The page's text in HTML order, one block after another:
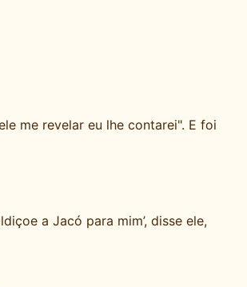
me revelar eu lhe contarei". E foi
a Jacó para mim’, disse ele,